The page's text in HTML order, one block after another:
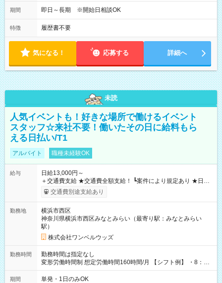
期間 即日～長期 ※開始日相談OK
特徴 履歴書不要
気になる！ 応募する 詳細へ
未読
人気イベントも！好きな場所で働けるイベント
スタッフ☆来社不要！働いたその日に給料もら
える日払い/T1
アルバイト 職種未経験OK
給与
日給13,000円～
＋交通費支給 ★交通費全額支給！ ┗案件により規定あり ★日払
いOK！（規定あり） ┗働いたその日に現金GET♪ お仕事後はコ
ンビニATMから 日払い分を引き落とせます！ 【試用期間】試
交通費別途支給あり
勤務地
横浜市西区
神奈川県横浜市西区みなとみらい（最寄り駅：みなとみらい
駅）
株式会社ワンベルウッズ
勤務時間
勤務時間は指定なし
変形労働時間制 想定労働時間160時間/月 【シフト例】 ・8：00
～21：00
期間 単発・1日のみOK